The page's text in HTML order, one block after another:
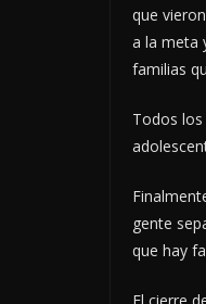
que
a la meta
familias
Todos
gente
que hay